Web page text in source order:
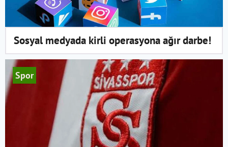
Sosyal medyada kirli operasyona ağır darbe!
Spor